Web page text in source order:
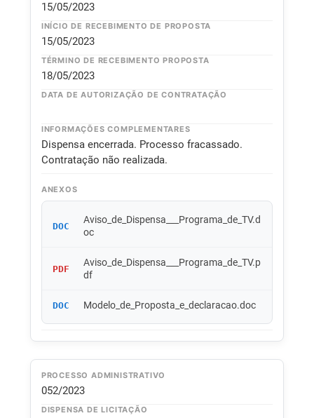
15/05/2023
INÍCIO DE RECEBIMENTO DE PROPOSTA
15/05/2023
TÉRMINO DE RECEBIMENTO PROPOSTA
18/05/2023
DATA DE AUTORIZAÇÃO DE CONTRATAÇÃO
INFORMAÇÕES COMPLEMENTARES
Dispensa encerrada. Processo fracassado.
Contratação não realizada.
ANEXOS
DOC
Aviso_de_Dispensa___Programa_de_TV.d
oc
PDF
Aviso_de_Dispensa___Programa_de_TV.p
df
DOC Modelo_de_Proposta_e_declaracao.doc
PROCESSO ADMINISTRATIVO
052/2023
DISPENSA DE LICITAÇÃO